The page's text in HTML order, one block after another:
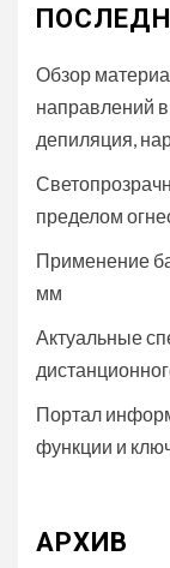
Обзор
направлений
депиляция,
пределом
Применение
мм
Актуальные
Портал
функции и
АРХИВ